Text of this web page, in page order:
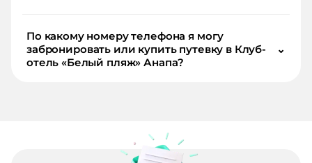
По какому номеру телефона я могу
забронировать или купить путевку в Клуб-
отель «Белый пляж» Анапа?
⌄